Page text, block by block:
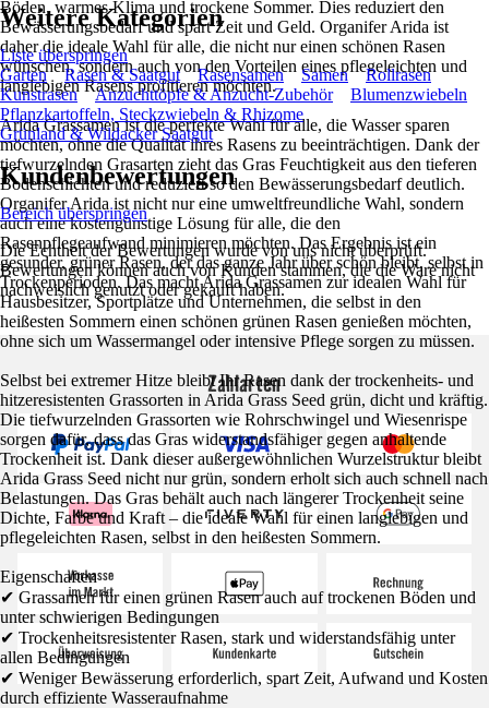
Böden, warmes Klima und trockene Sommer. Dies reduziert den
Bewässerungsbedarf und spart Zeit und Geld. Organifer Arida ist
daher die ideale Wahl für alle, die nicht nur einen schönen Rasen
wünschen, sondern auch von den Vorteilen eines pflegeleichten und
langlebigen Rasens profitieren möchten.
Arida Grassamen ist die perfekte Wahl für alle, die Wasser sparen
möchten, ohne die Qualität ihres Rasens zu beeinträchtigen. Dank der
tiefwurzelnden Grasarten zieht das Gras Feuchtigkeit aus den tieferen
Bodenschichten und reduziert so den Bewässerungsbedarf deutlich.
Organifer Arida ist nicht nur eine umweltfreundliche Wahl, sondern
auch eine kostengünstige Lösung für alle, die den
Rasenpflegeaufwand minimieren möchten. Das Ergebnis ist ein
gesunder, grüner Rasen, der das ganze Jahr über schön bleibt, selbst in
Trockenperioden. Das macht Arida Grassamen zur idealen Wahl für
Hausbesitzer, Sportplätze und Unternehmen, die selbst in den
heißesten Sommern einen schönen grünen Rasen genießen möchten,
ohne sich um Wassermangel oder intensive Pflege sorgen zu müssen.
Selbst bei extremer Hitze bleibt Ihr Rasen dank der trockenheits- und
hitzeresistenten Grassorten in Arida Grass Seed grün, dicht und kräftig.
Die tiefwurzelnden Grassorten wie Rohrschwingel und Wiesenrispe
sorgen dafür, dass das Gras widerstandsfähiger gegen anhaltende
Trockenheit ist. Dank dieser außergewöhnlichen Wurzelstruktur bleibt
Arida Grass Seed nicht nur grün, sondern erholt sich auch schnell nach
Belastungen. Das Gras behält auch nach längerer Trockenheit seine
Dichte, Farbe und Kraft – die ideale Wahl für einen langlebigen und
pflegeleichten Rasen, selbst in den heißesten Sommern.
Eigenschaften
✔ Grassamen für einen grünen Rasen auch auf trockenen Böden und
unter schwierigen Bedingungen
✔ Trockenheitsresistenter Rasen, stark und widerstandsfähig unter
allen Bedingungen
✔ Weniger Bewässerung erforderlich, spart Zeit, Aufwand und Kosten
durch effiziente Wasseraufnahme
Weitere Kategorien
Liste überspringen
Garten
Rasen & Saatgut Rasensamen Samen
Rollrasen
Kunstrasen
Anzuchttöpfe & Anzucht-Zubehör
Blumenzwiebeln
Pflanzkartoffeln, Steckzwiebeln & Rhizome
Grünland & Wildacker Saatgut
Kundenbewertungen
Bereich überspringen
Die Echtheit der Bewertungen wurde von uns nicht überprüft.
Bewertungen können auch von Kunden stammen, die die Ware nicht
nachweislich genutzt oder gekauft haben.
Zahlarten